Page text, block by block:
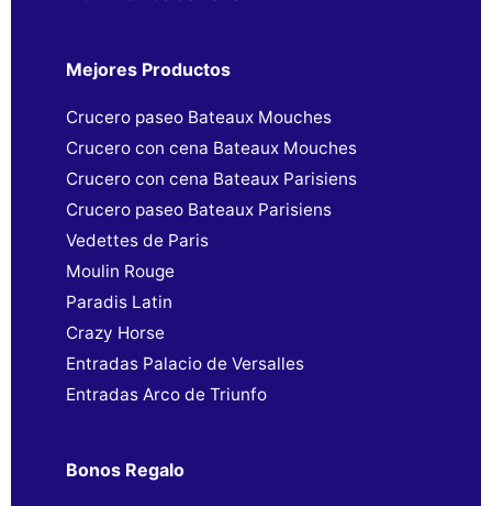
Mejores Productos
Crucero paseo Bateaux Mouches
Crucero con cena Bateaux Mouches
Crucero con cena Bateaux Parisiens
Crucero paseo Bateaux Parisiens
Vedettes de Paris
Moulin Rouge
Paradis Latin
Crazy Horse
Entradas Palacio de Versalles
Entradas Arco de Triunfo
Bonos Regalo